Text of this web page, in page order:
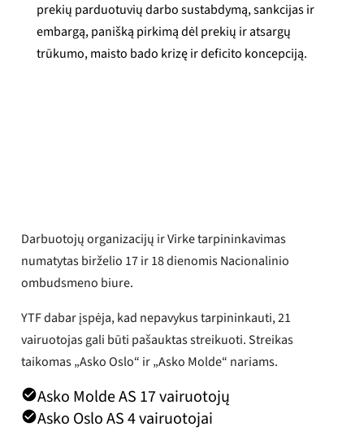
prekių parduotuvių darbo sustabdymą, sankcijas ir
embargą, panišką pirkimą dėl prekių ir atsargų
trūkumo, maisto bado krizę ir deficito koncepciją.
Darbuotojų organizacijų ir Virke tarpininkavimas
numatytas birželio 17 ir 18 dienomis Nacionalinio
ombudsmeno biure.
YTF dabar įspėja, kad nepavykus tarpininkauti, 21
vairuotojas gali būti pašauktas streikuoti. Streikas
taikomas „Asko Oslo“ ir „Asko Molde“ nariams.
Asko Molde AS 17 vairuotojų
Asko Oslo AS 4 vairuotojai